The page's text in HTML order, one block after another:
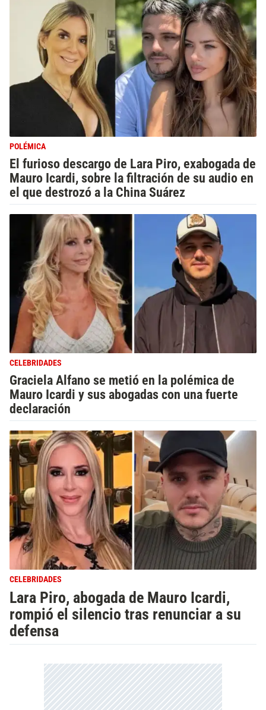
POLÉMICA
El furioso descargo de Lara Piro, exabogada de
Mauro Icardi, sobre la filtración de su audio en
el que destrozó a la China Suárez
CELEBRIDADES
Graciela Alfano se metió en la polémica de
Mauro Icardi y sus abogadas con una fuerte
declaración
CELEBRIDADES
Lara Piro, abogada de Mauro Icardi,
rompió el silencio tras renunciar a su
defensa